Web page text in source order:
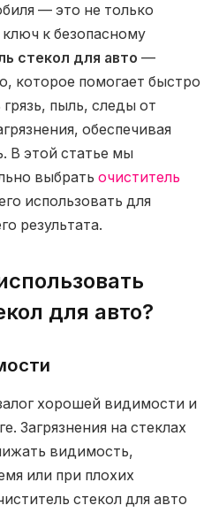
— это не только
к безопасному
стекол для авто —
которое помогает быстро
пыль, следы от
обеспечивая
В этой статье мы
выбрать очиститель
использовать для
результата.
для авто?
хорошей видимости и
Загрязнения на стеклах
видимость,
или при плохих
стекол для авто